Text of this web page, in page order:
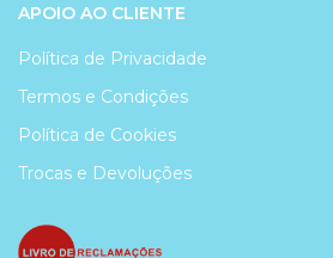
APOIO AO CLIENTE
Política de Privacidade
Termos e Condições
Política de Cookies
Trocas e Devoluções